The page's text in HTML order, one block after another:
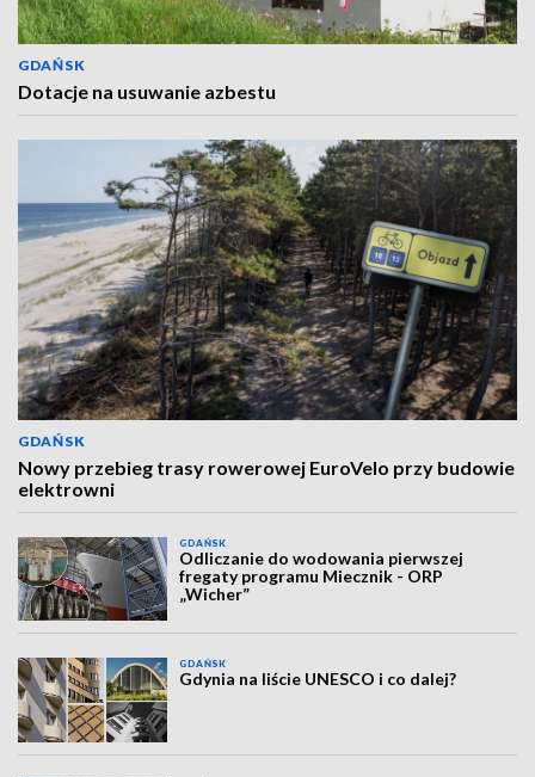
GDAŃSK
Dotacje na usuwanie azbestu
GDAŃSK
Nowy przebieg trasy rowerowej EuroVelo przy budowie
elektrowni
GDAŃSK
Odliczanie do wodowania pierwszej
fregaty programu Miecznik - ORP
„Wicher”
GDAŃSK
Gdynia na liście UNESCO i co dalej?